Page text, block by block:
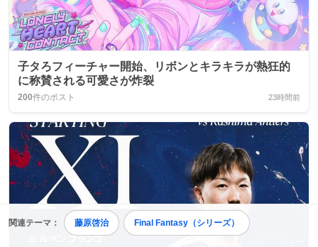
関連テーマ： 藤原啓治 Final Fantasy（シリーズ）
子タろフィーチャー開始、リボンとキラキラが熱狂的
に称賛される可愛さが炸裂
200件のポスト 23時間前